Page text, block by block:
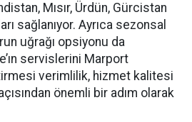
Mısır, Ürdün, Gürcistan
sağlanıyor. Ayrıca sezonsal
uğrağı opsiyonu da
servislerini Marport
verimlilik, hizmet kalitesi
önemli bir adım olarak